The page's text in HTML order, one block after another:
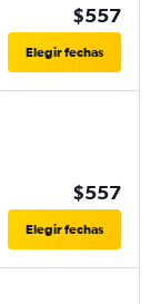
$557
Elegir fechas
$557
Elegir fechas